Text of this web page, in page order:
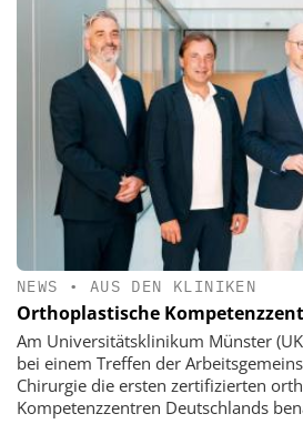
NEWS • AUS DEN KLINIKEN
Orthoplastische
Am Universitätsklinikum Münster
bei einem Treffen der
Chirurgie die ersten zertifizierten
Kompetenzzentren Deutschlands